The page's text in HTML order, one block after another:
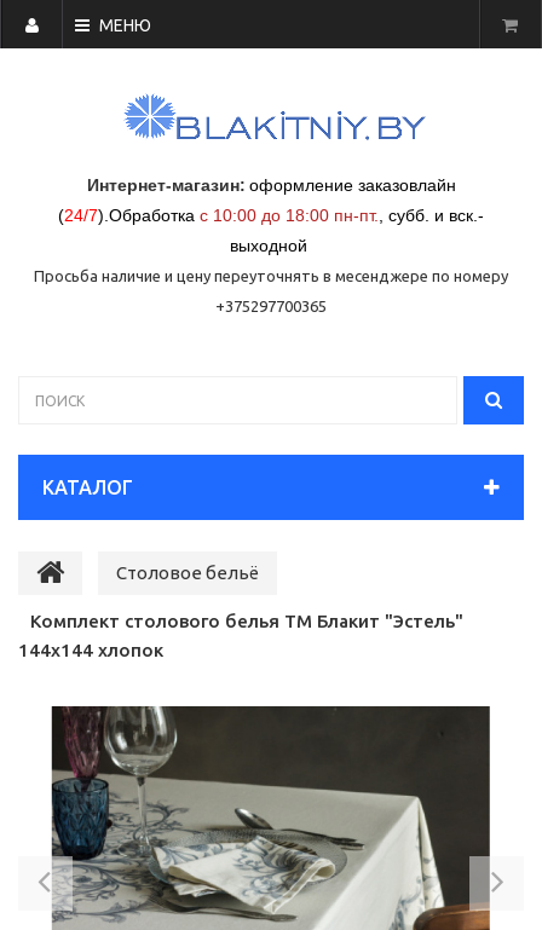
МЕНЮ
Интернет-магазин: оформление заказовлайн
(24/7) Обработка с 10:00 до 18:00 пн-пт. субб. и вск.-
выходной
Просьба наличие и цену переуточнять в месенджере по номеру
+375297700365
КАТАЛОГ
Столовое бельё
Комплект столового белья ТМ Блакит "Эстель"
144х144 хлопок
Previous